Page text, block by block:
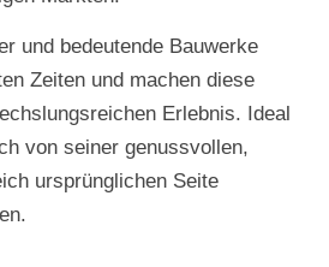
und bedeutende Bauwerke
Zeiten und machen diese
Erlebnis. Ideal
von seiner genussvollen,
ursprünglichen Seite